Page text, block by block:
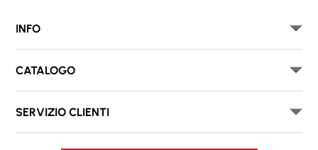
INFO
CATALOGO
SERVIZIO CLIENTI